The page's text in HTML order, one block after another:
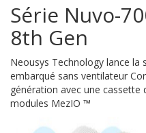
Série Nuvo-
8th Gen
Neousys Technology lance la
embarqué sans ventilateur
génération avec une cassette
modules MezIO ™